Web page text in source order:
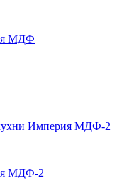
МДФ
МДФ-2